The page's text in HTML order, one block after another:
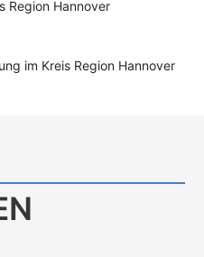
Region Hannover
im Kreis Region Hannover